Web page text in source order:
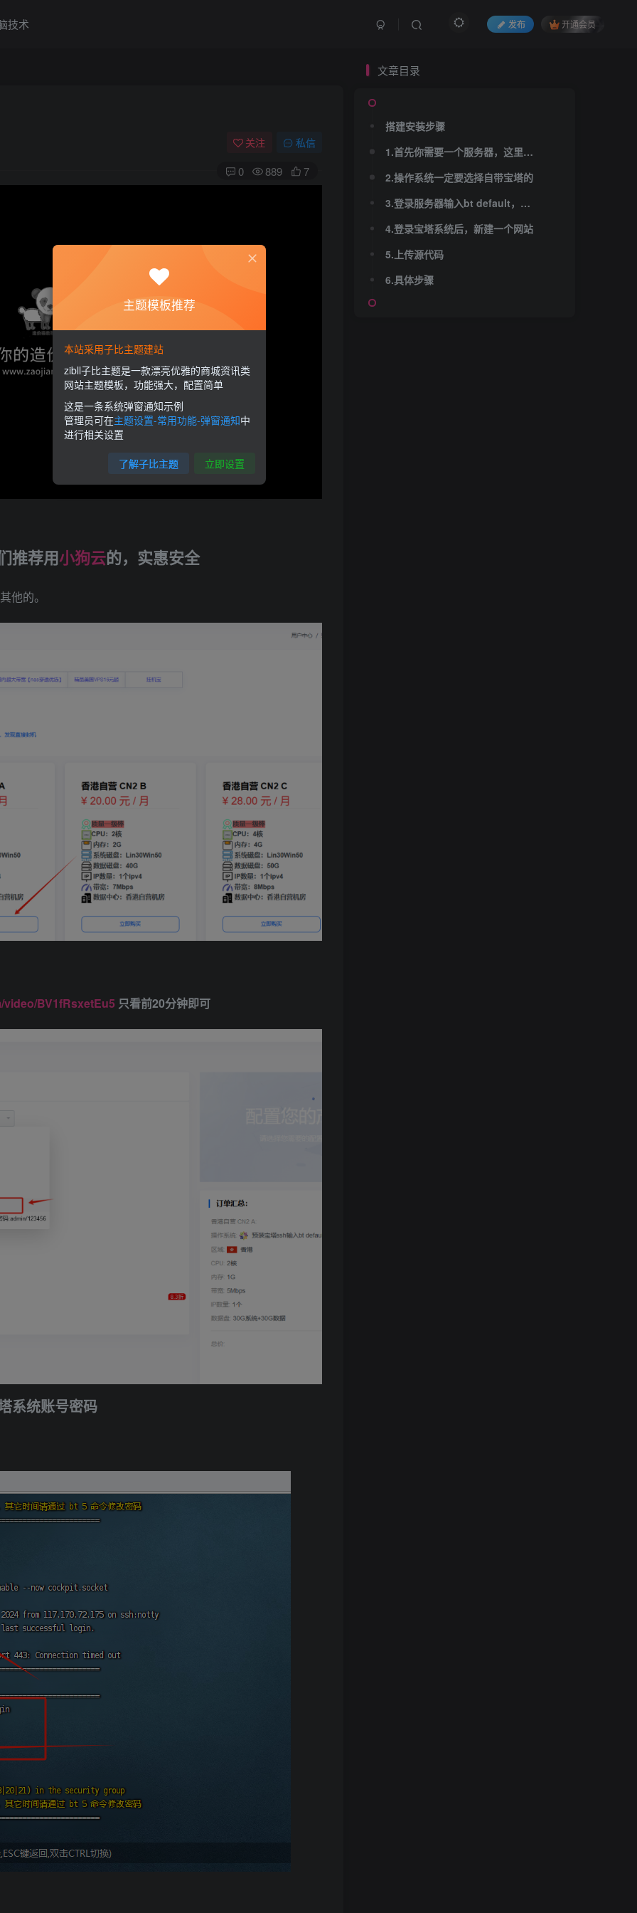
技术 发布 开通会员
关注 私信
0 889 7
推荐用小狗云的，实惠安全
他的。
BV1fRsxetEu5 只看前20分钟即可
系统账号密码
文章目录
搭建安装步骤
1.首先你需要一个服务器，这里我们推荐用小狗云的，实惠安全
2.操作系统一定要选择自带宝塔的
3.登录服务器输入bt default，查看宝塔系统账号密码
4.登录宝塔系统后，新建一个网站
5.上传源代码
6.具体步骤
文章目录
搭建安装步骤
1.首先你需要一个服务器，这里我们推荐用小狗云的，实惠安全
2.操作系统一定要选择自带宝塔的
3.登录服务器输入bt default，查看宝塔系统账号密码
4.登录宝塔系统后，新建一个网站
5.上传源代码
6.具体步骤
主题模板推荐
本站采用子比主题建站
zibll子比主题是一款漂亮优雅的商城资讯类
网站主题模板，功能强大，配置简单
这是一条系统弹窗通知示例
管理员可在主题设置-常用功能-弹窗通知中
进行相关设置
了解子比主题 立即设置